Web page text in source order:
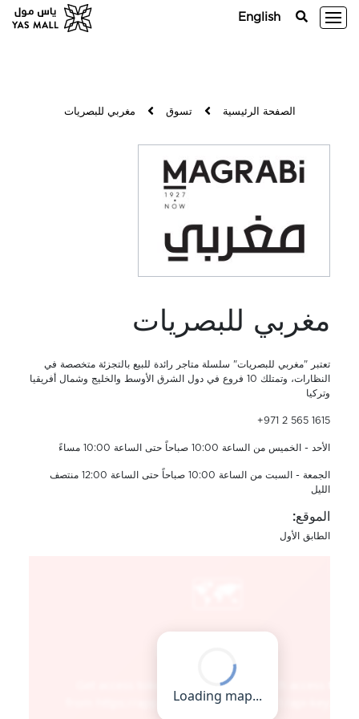
English
الصفحة الرئيسية تسوق مغربي للبصريات
مغربي للبصريات
تعتبر "مغربي للبصريات" سلسلة متاجر رائدة للبيع بالتجزئة متخصصة في
النظارات، وتمتلك 10 فروع في دول الشرق الأوسط والخليج وشمال أفريقيا
وتركيا
+971 2 565 1615
الأحد - الخميس من الساعة 10:00 صباحاً حتى الساعة 10:00 مساءً
الجمعة - السبت من الساعة 10:00 صباحاً حتى الساعة 12:00 منتصف
الليل
الموقع:
الطابق الأول